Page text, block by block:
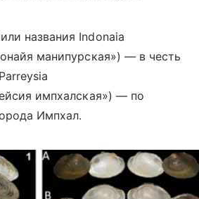
названия Indonaia
манипурская») — в честь
импхалская») — по
Импхал.